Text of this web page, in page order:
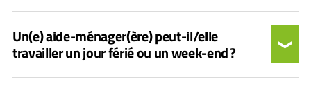
Un(e) aide-ménager(ère) peut-il/elle
travailler un jour férié ou un week-end ?